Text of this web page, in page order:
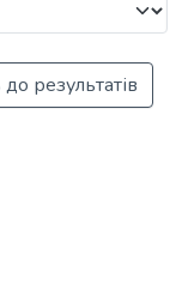
результатів